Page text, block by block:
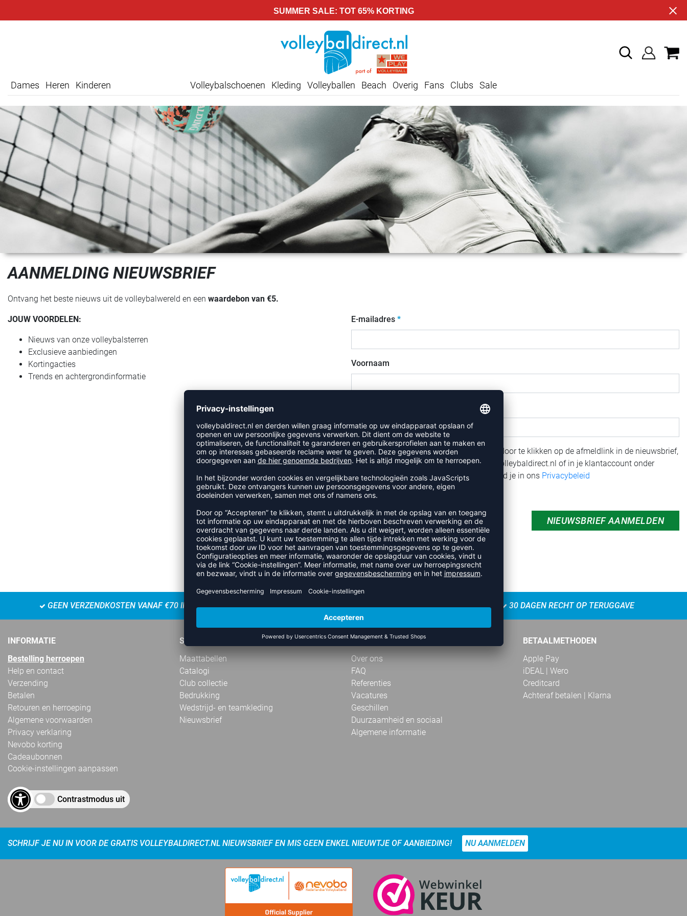
SUMMER SALE: TOT 65% KORTING
Dames Heren Kinderen Volleybalschoenen Kleding Volleyballen Beach Overig Fans Clubs Sale
AANMELDING NIEUWSBRIEF
Ontvang het beste nieuws uit de volleybalwereld en een waardebon van €5.
JOUW VOORDELEN:
Nieuws van onze volleybalsterren
Exclusieve aanbiedingen
Kortingacties
Trends en achtergrondinformatie
E-mailadres
Voornaam
Je kunt jezelf op elk moment uitschrijven door te klikken op de afmeldlink in de nieuwsbrief,
door een e-mail te sturen naarsupport@volleybaldirect.nl of in je klantaccount onder
"Nieuwsbrief". Meer informatie hierover vind je in ons Privacybeleid
* Verplicht veld
NIEUWSBRIEF AANMELDEN
GEEN VERZENDKOSTEN VANAF €70 IN NL OFFICIËLE PARTNER NEVOBO 30 DAGEN RECHT OP TERUGGAVE
INFORMATIE
Bestelling herroepen
Help en contact
Verzending
Betalen
Retouren en herroeping
Algemene voorwaarden
Privacy verklaring
Nevobo korting
Cadeaubonnen
Cookie-instellingen aanpassen
Contrastmodus uit
SERVICE
Maattabellen
Catalogi
Club collectie
Bedrukking
Wedstrijd- en teamkleding
Nieuwsbrief
OVER VOLLEYBALDIRECT
Over ons
FAQ
Referenties
Vacatures
Geschillen
Duurzaamheid en sociaal
Algemene informatie
BETAALMETHODEN
Apple Pay
iDEAL | Wero
Creditcard
Achteraf betalen | Klarna
SCHRIJF JE NU IN VOOR DE GRATIS VOLLEYBALDIRECT.NL NIEUWSBRIEF EN MIS GEEN ENKEL NIEUWTJE OF AANBIEDING! NU AANMELDEN